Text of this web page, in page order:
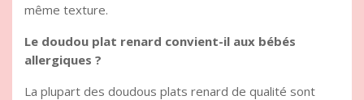
même texture.
Le doudou plat renard convient-il aux bébés
allergiques ?
La plupart des doudous plats renard de qualité sont